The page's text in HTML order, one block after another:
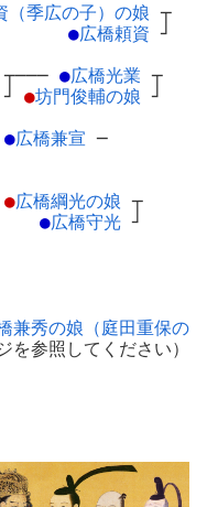
（季広の子）の娘 ┬
●広橋頼資 ┘
┬
┘
─── ●広橋光業 ┬
●坊門俊輔の娘 ┘
●広橋兼宣 ─
●広橋綱光の娘 ┬
●広橋守光 ┘
兼秀の娘（庭田重保の
を参照してください）